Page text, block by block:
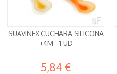
SUAVINEX CUCHARA SILICONA
+4M - 1 UD
5,84 €